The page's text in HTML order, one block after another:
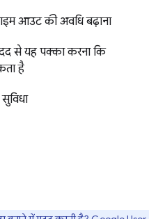
आउट की अवधि बढ़ाना
से यह पक्का करना कि
है